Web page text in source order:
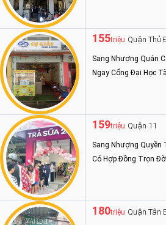
155triệu Quận Thủ
Sang Nhượng Quán
Ngay Cổng Đại Học
159triệu Quận 11
Sang Nhượng Quyền
Có Hợp Đồng Trọn
180triệu Quận Tân